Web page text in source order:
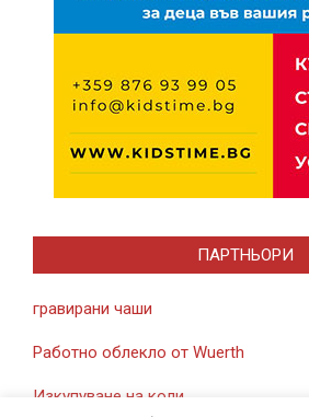
ПАРТНЬОРИ
гравирани чаши
Работно облекло от Wuerth
Изкупуване на коли